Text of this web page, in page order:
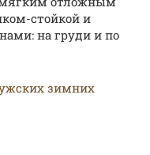
стойкой и
на груди и по
зимних